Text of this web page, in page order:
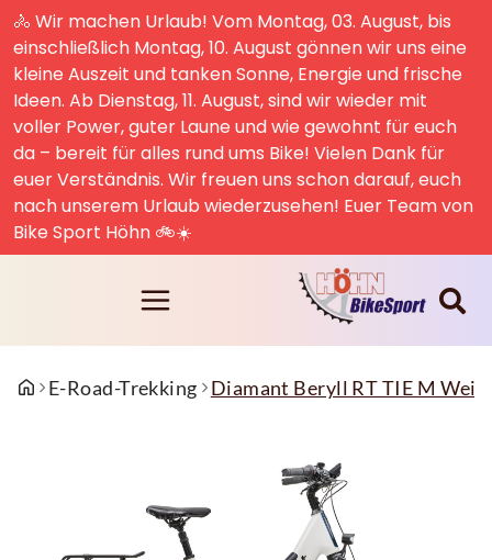
🚴 Wir machen Urlaub! Vom Montag, 03. August, bis
einschließlich Montag, 10. August gönnen wir uns eine
kleine Auszeit und tanken Sonne, Energie und frische
Ideen. Ab Dienstag, 11. August, sind wir wieder mit
voller Power, guter Laune und wie gewohnt für euch
da – bereit für alles rund ums Bike! Vielen Dank für
euer Verständnis. Wir freuen uns schon darauf, euch
nach unserem Urlaub wiederzusehen! Euer Team von
Bike Sport Höhn 🚲☀️
E-Road-Trekking Diamant Beryll RT TIE M